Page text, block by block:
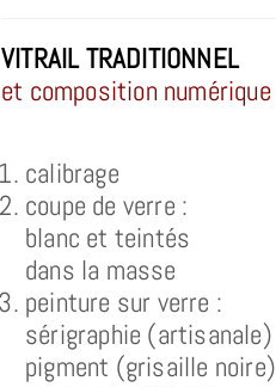
VITRAIL TRADITIONNEL
et composition numérique
calibrage
coupe de verre :
blanc et teintés
dans la masse
peinture sur verre :
sérigraphie (artisanale)
pigment (grisaille noire)